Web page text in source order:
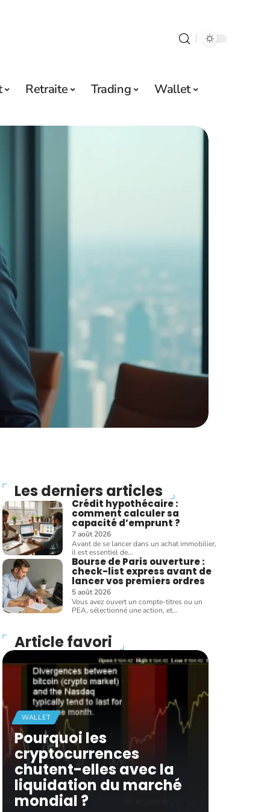
Retraite Trading Wallet
Les derniers articles
Crédit hypothécaire :
comment calculer sa
capacité d’emprunt ?
7 août 2026
Avant de se lancer dans un achat immobilier,
il est essentiel de…
Bourse de Paris ouverture :
check-list express avant de
lancer vos premiers ordres
5 août 2026
Vous avez ouvert un compte-titres ou un
PEA, sélectionné une action, et…
Article favori
WALLET
Pourquoi les
cryptocurrences
chutent-elles avec la
liquidation du marché
mondial ?